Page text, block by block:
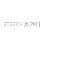
2026年4月29日